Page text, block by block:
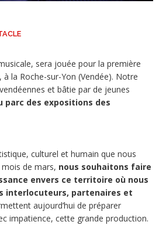
sera jouée pour la première
, à la Roche-sur-Yon (Vendée). Notre
et bâtie par de jeunes
parc des expositions des
culturel et humain que nous
de mars, nous souhaitons faire
envers ce territoire où nous
interlocuteurs, partenaires et
aujourd’hui de préparer
impatience, cette grande production.